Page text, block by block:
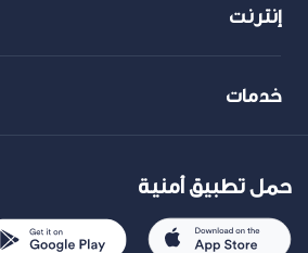
إنترنت
خدمات
حمل تطبيق أمنية